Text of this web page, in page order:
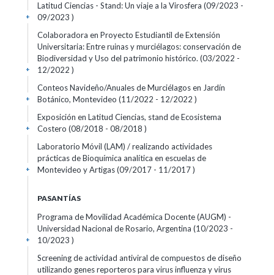
Latitud Ciencias - Stand: Un viaje a la Virosfera (09/2023 -
09/2023 )
+
Colaboradora en Proyecto Estudiantil de Extensión
Universitaria: Entre ruinas y murciélagos: conservación de
Biodiversidad y Uso del patrimonio histórico. (03/2022 -
12/2022 )
+
Conteos Navideño/Anuales de Murciélagos en Jardín
Botánico, Montevideo (11/2022 - 12/2022 )
+
Exposición en Latitud Ciencias, stand de Ecosistema
Costero (08/2018 - 08/2018 )
+
Laboratorio Móvil (LAM) / realizando actividades
prácticas de Bioquímica analítica en escuelas de
Montevideo y Artigas (09/2017 - 11/2017 )
+
PASANTÍAS
Programa de Movilidad Académica Docente (AUGM) -
Universidad Nacional de Rosario, Argentina (10/2023 -
10/2023 )
+
Screening de actividad antiviral de compuestos de diseño
utilizando genes reporteros para virus influenza y virus